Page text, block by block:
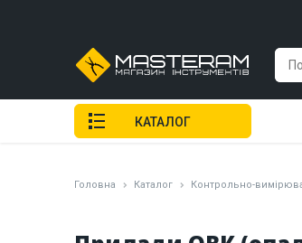
Головна Каталог Контрольно-
КАТАЛОГ